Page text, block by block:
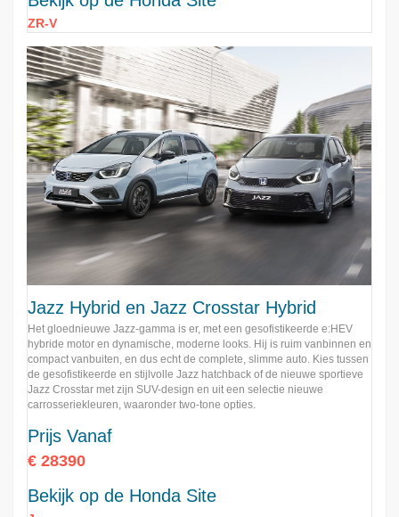
ZR-V
Jazz Hybrid en Jazz Crosstar Hybrid
Het gloednieuwe Jazz-gamma is er, met een gesofistikeerde e:HEV
hybride motor en dynamische, moderne looks. Hij is ruim vanbinnen en
compact vanbuiten, en dus echt de complete, slimme auto. Kies tussen
de gesofistikeerde en stijlvolle Jazz hatchback of de nieuwe sportieve
Jazz Crosstar met zijn SUV-design en uit een selectie nieuwe
carrosseriekleuren, waaronder two-tone opties.
Prijs Vanaf
€ 28390
Bekijk op de Honda Site